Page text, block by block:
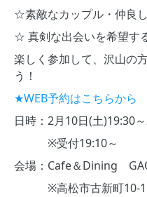
☆素敵なカップル・仲良
☆ 真剣な出会いを希望す
楽しく参加して、沢山の
う！
★WEB予約はこちらから
日時：2月10日(土
※受付19:10～
会場：Cafe＆
※高松市古新町10-11